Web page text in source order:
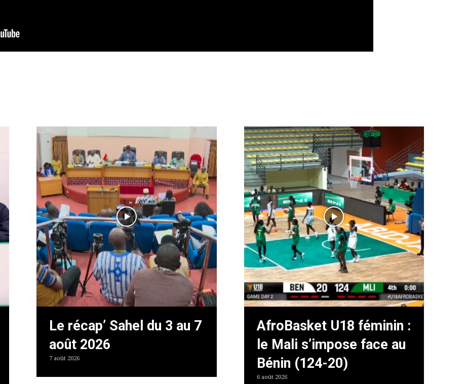
Le récap’ Sahel du 3 au 7
août 2026
7 août 2026
AfroBasket U18 féminin :
le Mali s’impose face au
Bénin (124-20)
6 août 2026